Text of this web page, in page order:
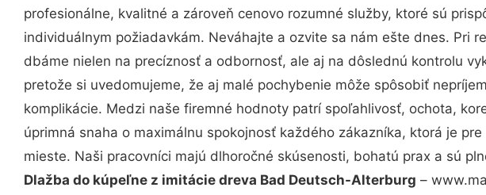
profesionálne, kvalitné a zároveň cenovo rozumné služby, ktoré sú
individuálnym požiadavkám. Neváhajte a ozvite sa nám ešte dnes. Pri
dbáme nielen na precíznosť a odbornosť, ale aj na dôslednú kontrolu
pretože si uvedomujeme, že aj malé pochybenie môže spôsobiť
komplikácie. Medzi naše firemné hodnoty patrí spoľahlivosť, ochota,
úprimná snaha o maximálnu spokojnosť každého zákazníka, ktorá je
mieste. Naši pracovníci majú dlhoročné skúsenosti, bohatú prax a sú
Dlažba do kúpeľne z imitácie dreva Bad Deutsch-Alterburg –